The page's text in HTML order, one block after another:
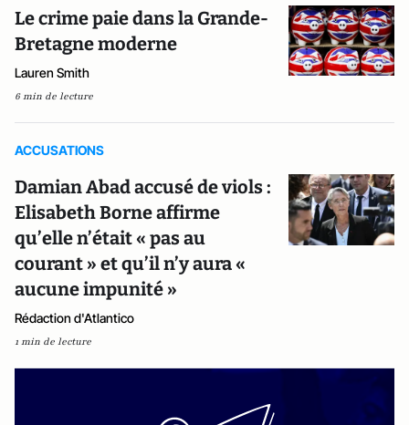
Le crime paie dans la Grande-
Bretagne moderne
Lauren Smith
6 min de lecture
ACCUSATIONS
Damian Abad accusé de viols :
Elisabeth Borne affirme
qu’elle n’était « pas au
courant » et qu’il n’y aura «
aucune impunité »
Rédaction d'Atlantico
1 min de lecture